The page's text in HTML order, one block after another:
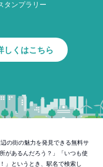
タンプラリー
しくはこちら
の街の魅力を発見できる無料サ
があるんだろう？」「いつも使
」というとき、駅名で検索し